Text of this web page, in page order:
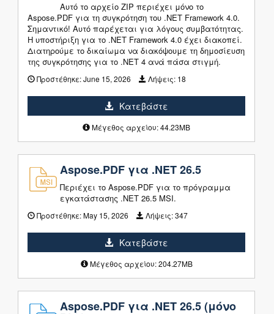
Αυτό το αρχείο ZIP περιέχει μόνο το
Aspose.PDF για τη συγκρότηση του .NET Framework 4.0.
Σημαντικό! Αυτό παρέχεται για λόγους συμβατότητας.
Η υποστήριξη για το .NET Framework 4.0 έχει διακοπεί.
Διατηρούμε το δικαίωμα να διακόψουμε τη δημοσίευση
της συγκρότησης για το .NET 4 ανά πάσα στιγμή.
Προστέθηκε:June 15, 2026 Λήψεις: 18
Κατεβάστε
Μέγεθος αρχείου: 44.23MB
Aspose.PDF για .NET 26.5
Περιέχει το Aspose.PDF για το πρόγραμμα
εγκατάστασης .NET 26.5 MSI.
Προστέθηκε:May 15, 2026 Λήψεις:347
Κατεβάστε
Μέγεθος αρχείου: 204.27MB
Aspose.PDF για .NET 26.5 (μόνο